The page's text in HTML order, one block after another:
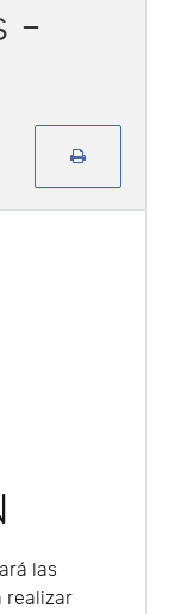
-
las
realizar